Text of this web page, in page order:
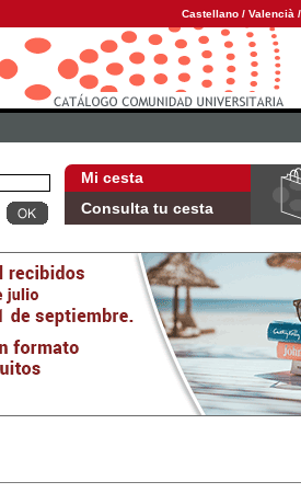
Castellano / Valencià /
Mi cesta
Consulta tu cesta